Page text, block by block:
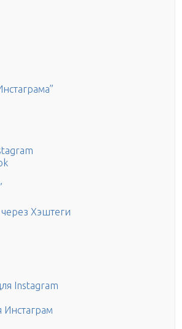
Хэштеги
Instagram
Инстаграм